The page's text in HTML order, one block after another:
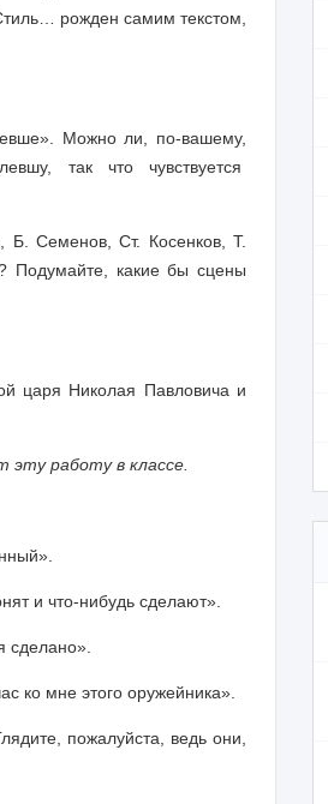
рожден самим текстом,
Можно ли, по-вашему,
так что чувствуется
Семенов, Ст. Косенков, Т.
Подумайте, какие бы сцены
царя Николая Павловича и
работу в классе.
и что-нибудь сделают».
сделано».
ко мне этого оружейника».
пожалуйста, ведь они,